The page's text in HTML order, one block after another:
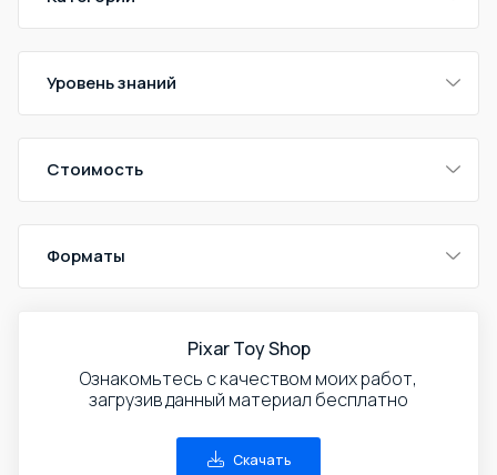
Уровень знаний
Стоимость
Форматы
Pixar Toy Shop
Ознакомьтесь с качеством моих работ,
загрузив данный материал бесплатно
Скачать